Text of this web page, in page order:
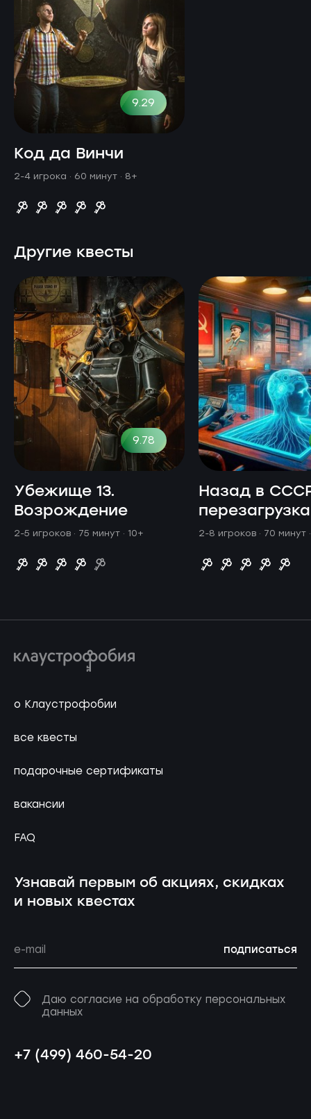
9.29
Код да Винчи
2-4 игрока · 60 минут · 8+
Другие квесты
9.78
Убежище 13.
Возрождение
2-5 игроков · 75 минут · 10+
Назад в
перезагрузка
2-8 игроков · 70 минут
о Клаустрофобии
все квесты
подарочные сертификаты
вакансии
FAQ
Узнавай первым об акциях, скидках
и новых квестах
подписаться
Даю согласие на обработку персональных
данных
+7 (499) 460-54-20